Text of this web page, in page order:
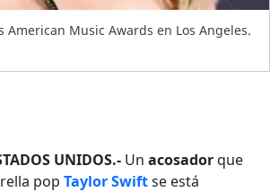
American Music Awards en Los Angeles.
UNIDOS.- Un acosadorque
pop Taylor Swiftse está